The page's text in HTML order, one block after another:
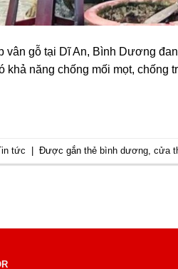
vân gỗ tại Dĩ An, Bình Dương
khả năng chống mối mọt,
tức Được gắn thẻ bình dương ,cửa